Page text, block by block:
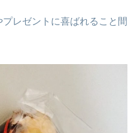
レゼントに喜ばれること間